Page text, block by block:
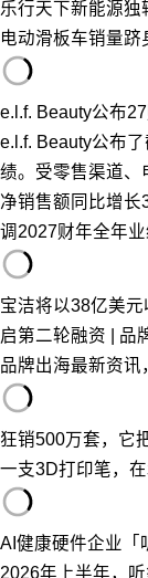
乐行天下新能源
电动滑板车销量跻
e.l.f. Beauty公布
e.l.f. Beauty公布
绩。受零售渠道、
净销售额同比增长
调2027财年全年业
宝洁将以38亿美
启第二轮融资 | 品
品牌出海最新资讯
狂销500万套，它
一支3D打印笔，
AI健康硬件企业「
2026年上半年，